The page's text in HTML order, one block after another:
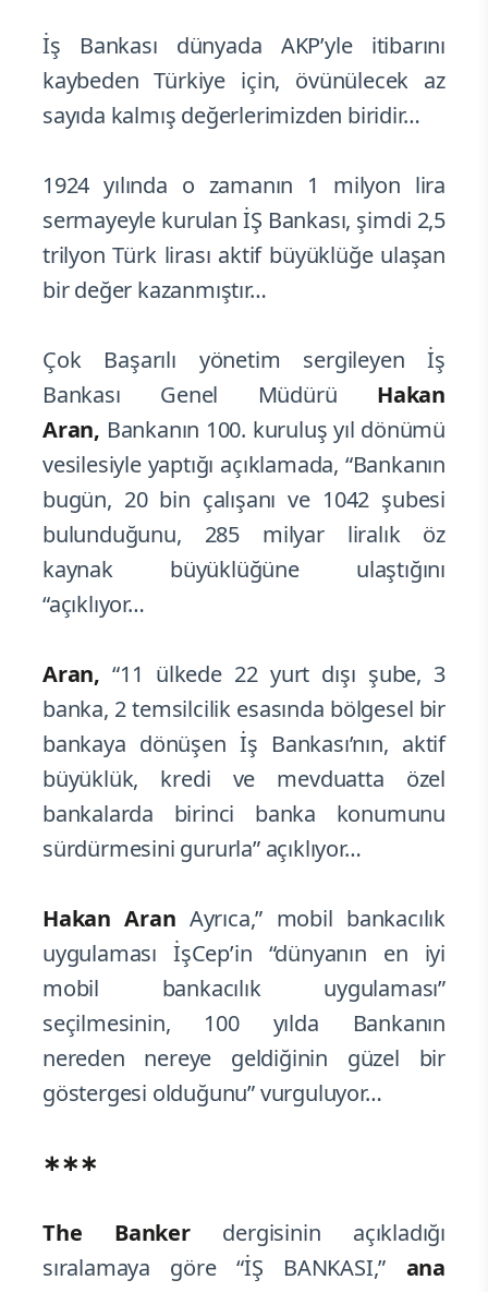
İş Bankası dünyada AKP’yle itibarını
kaybeden Türkiye için, övünülecek az
sayıda kalmış değerlerimizden biridir…
1924 yılında o zamanın 1 milyon lira
sermayeyle kurulan İŞ Bankası, şimdi 2,5
trilyon Türk lirası aktif büyüklüğe ulaşan
bir değer kazanmıştır…
Çok Başarılı yönetim sergileyen İş
Bankası Genel Müdürü Hakan
Aran, Bankanın 100. kuruluş yıl dönümü
vesilesiyle yaptığı açıklamada, “Bankanın
bugün, 20 bin çalışanı ve 1042 şubesi
bulunduğunu, 285 milyar liralık öz
kaynak büyüklüğüne ulaştığını
“açıklıyor…
Aran, “11 ülkede 22 yurt dışı şube, 3
banka, 2 temsilcilik esasında bölgesel bir
bankaya dönüşen İş Bankası’nın, aktif
büyüklük, kredi ve mevduatta özel
bankalarda birinci banka konumunu
sürdürmesini gururla” açıklıyor…
Hakan Aran Ayrıca,” mobil bankacılık
uygulaması İşCep’in “dünyanın en iyi
mobil bankacılık uygulaması”
seçilmesinin, 100 yılda Bankanın
nereden nereye geldiğinin güzel bir
göstergesi olduğunu” vurguluyor…
∗∗∗
The Bankerdergisinin açıkladığı
sıralamaya göre “İŞ BANKASI,” ana